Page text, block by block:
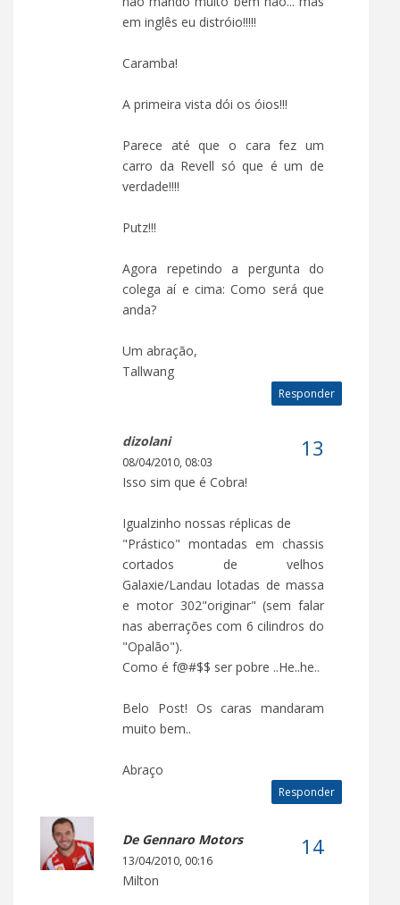
em inglês eu distróio!!!!!
Caramba!
A primeira vista dói os óios!!!
Parece até que o cara fez um
carro da Revell só que é um de
verdade!!!!
Putz!!!
Agora repetindo a pergunta do
colega aí e cima: Como será que
anda?
Um abração,
Tallwang
Responder
dizolani
08/04/2010, 08:03
Isso sim que é Cobra!
Igualzinho nossas réplicas de
"Prástico" montadas em chassis
cortados de velhos
Galaxie/Landau lotadas de massa
e motor 302"originar" (sem falar
nas aberrações com 6 cilindros do
"Opalão").
Como é f@#$$ ser pobre ..He..he..
Belo Post! Os caras mandaram
muito bem..
Abraço
Responder
De Gennaro Motors
13/04/2010, 00:16
Milton